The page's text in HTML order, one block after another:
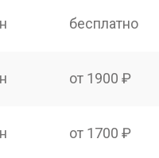
бесплатно
от 1900 ₽
от 1700 ₽